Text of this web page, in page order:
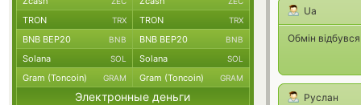
Ua
Обмін
Руслан
TRON TRX TRON TRX
BNB BEP20 BNB BNB BEP20 BNB
Solana SOL Solana SOL
Gram (Toncoin) GRAM Gram (Toncoin) GRAM
Электронные деньги